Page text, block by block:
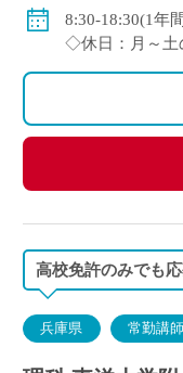
◇手当：各種有
・通勤手当：
・住居手当：
・その他、扶
◇保険：私学共
8:30-18:30(1年
◇休日：月～土
高校免許のみでも
兵庫県 常勤講師